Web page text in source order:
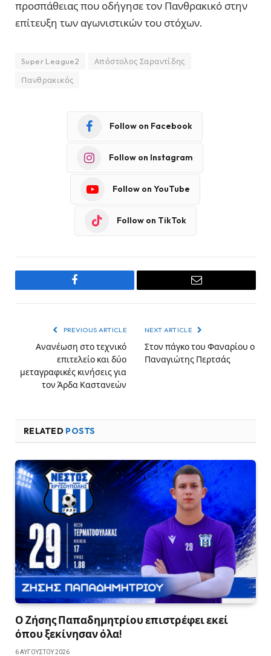
προσπάθειας που οδήγησε τον Πανθρακικό στην
επίτευξη των αγωνιστικών του στόχων.
Super League2
Απόστολος Σαραντίδης
Πανθρακικός
Follow on Facebook
Follow on Instagram
Follow on YouTube
Follow on TikTok
Facebook Email
PREVIOUS ARTICLE
Ανανέωση στο τεχνικό
επιτελείο και δύο
μεταγραφικές κινήσεις για
τον Άρδα Καστανεών
NEXT ARTICLE
Στον πάγκο του Φαναρίου ο
Παναγιώτης Περτσάς
RELATED POSTS
Ο Ζήσης Παπαδημητρίου επιστρέφει εκεί
όπου ξεκίνησαν όλα!
6 ΑΥΓΟΎΣΤΟΥ 2026